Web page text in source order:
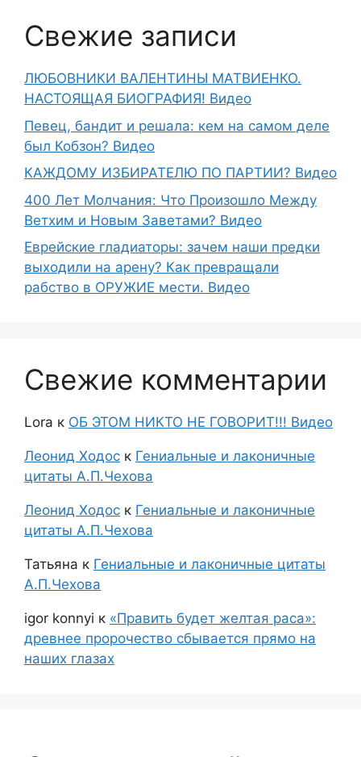
Свежие записи
ЛЮБОВНИКИ ВАЛЕНТИНЫ МАТВИЕНКО.
НАСТОЯЩАЯ БИОГРАФИЯ! Видео
Певец, бандит и решала: кем на самом деле
был Кобзон? Видео
КАЖДОМУ ИЗБИРАТЕЛЮ ПО ПАРТИИ? Видео
400 Лет Молчания: Что Произошло Между
Ветхим и Новым Заветами? Видео
Еврейские гладиаторы: зачем наши предки
выходили на арену? Как превращали
рабство в ОРУЖИЕ мести. Видео
Свежие комментарии
Lora к ОБ ЭТОМ НИКТО НЕ ГОВОРИТ!!! Видео
Леонид Ходос к Гениальные и лаконичные
цитаты А.П.Чехова
Леонид Ходос к Гениальные и лаконичные
цитаты А.П.Чехова
Татьяна к Гениальные и лаконичные цитаты
А.П.Чехова
igor konnyi к «Править будет желтая раса»:
древнее пророчество сбывается прямо на
наших глазах